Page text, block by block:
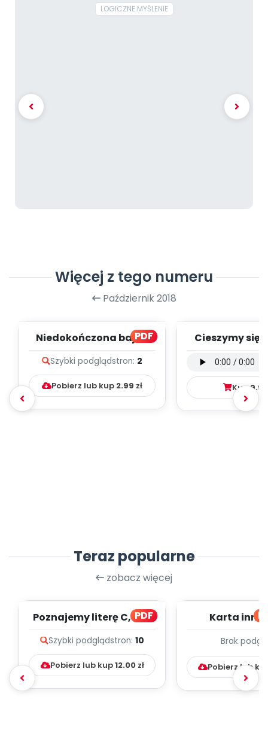
LOGICZNE MYŚLENIE
Więcej z tego numeru
Październik 2018
PDF
Niedokończona bajka
Szybki podglądstron: 2
Pobierz lub kup 2.99 zł
Cieszymy się,
mp3)
Kup9.99
Teraz popularne
zobacz więcej
PDF
Poznajemy literę C, cz. 1
Szybki podglądstron: 10
Pobierz lub kup12.00zł
Karta
Brak
Pobierz lub